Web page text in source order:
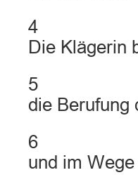
4
Die Klägerin
5
die Berufung
6
und im